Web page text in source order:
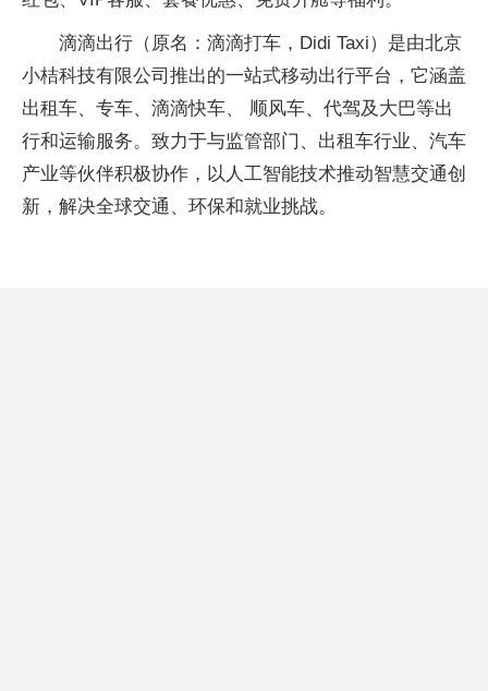
滴滴出行（原名：滴滴打车，Didi Taxi）是由北京
小桔科技有限公司推出的一站式移动出行平台，它涵盖
出租车、专车、滴滴快车、 顺风车、代驾及大巴等出
行和运输服务。致力于与监管部门、出租车行业、汽车
产业等伙伴积极协作，以人工智能技术推动智慧交通创
新，解决全球交通、环保和就业挑战。